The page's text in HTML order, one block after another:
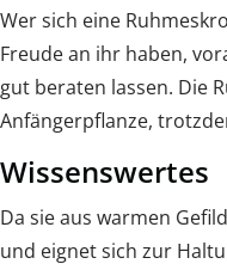
Wer sich eine
Freude an ihr haben,
gut beraten lassen. Die
Anfängerpflanze,
Wissenswertes
Da sie aus warmen
und eignet sich zur